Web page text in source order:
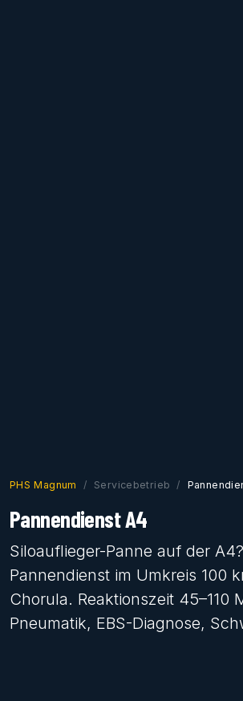
PHS Magnum Servicebetrieb
Pannendienst A4
Siloauflieger-Panne auf der
Pannendienst im Umkreis 100
Chorula. Reaktionszeit 45–110
Pneumatik, EBS-Diagnose,